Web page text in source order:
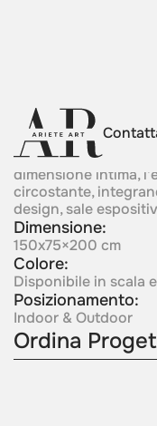
Embrace Of Light
Centrata attorno a
manifesta
dimensione intima,
circostante,
design, sale
Dimensione:
150x75×200 cm
Colore:
Disponibile in scala
Posizionamento:
Indoor & Outdoor
Ordina